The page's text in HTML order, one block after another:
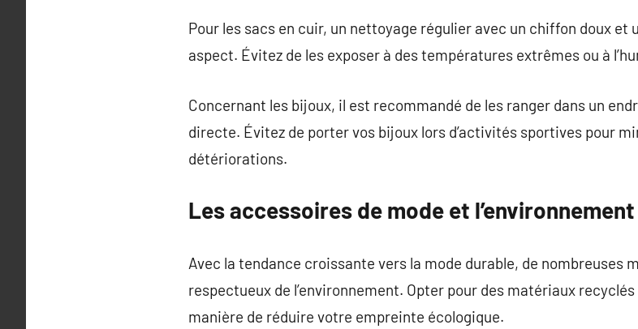
Pour les sacs en cuir, un nettoyage régulier avec un chiffon doux
aspect. Évitez de les exposer à des températures extrêmes ou à
Concernant les bijoux, il est recommandé de les ranger dans un
directe. Évitez de porter vos bijoux lors d’activités sportives pour
détériorations.
Les accessoires de mode et l’environnement
Avec la tendance croissante vers la mode durable, de nombreuses
respectueux de l’environnement. Opter pour des matériaux
manière de réduire votre empreinte écologique.